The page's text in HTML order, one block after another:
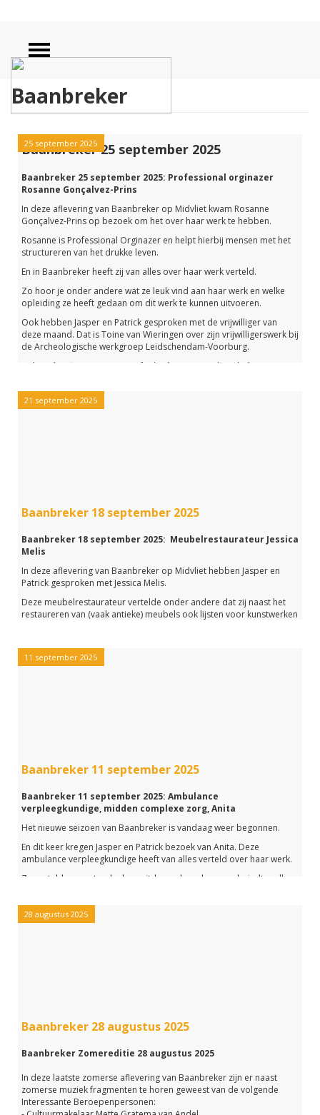
Baanbreker
25 september 2025
Baanbreker 25 september 2025
Baanbreker 25 september 2025: Professional orginazer
Rosanne Gonçalvez-Prins
In deze aflevering van Baanbreker op Midvliet kwam Rosanne
Gonçalvez-Prins op bezoek om het over haar werk te hebben.
Rosanne is Professional Orginazer en helpt hierbij mensen met het
structureren van het drukke leven.
En in Baanbreker heeft zij van alles over haar werk verteld.
Zo hoor je onder andere wat ze leuk vind aan haar werk en welke
opleiding ze heeft gedaan om dit werk te kunnen uitvoeren.
Ook hebben Jasper en Patrick gesproken met de vrijwilliger van
deze maand. Dat is Toine van Wieringen over zijn vrijwilligerswerk bij
de Archeologische werkgroep Leidschendam-Voorburg.
Heb je de aflevering gemist of wil je het nog een keer beluisteren,
21 september 2025
Baanbreker 18 september 2025
Baanbreker 18 september 2025: Meubelrestaurateur Jessica
Melis
In deze aflevering van Baanbreker op Midvliet hebben Jasper en
Patrick gesproken met Jessica Melis.
Deze meubelrestaurateur vertelde onder andere dat zij naast het
restaureren van (vaak antieke) meubels ook lijsten voor kunstwerken
Maar ook de opleiding en wat Jessica zelf zo leuk aan haar werk
vindt komt uitgebreid aan bod tijdens deze uitzending van
11 september 2025
Baanbreker 11 september 2025
Baanbreker 11 september 2025: Ambulance
verpleegkundige, midden complexe zorg, Anita
Het nieuwe seizoen van Baanbreker is vandaag weer begonnen.
En dit keer kregen Jasper en Patrick bezoek van Anita. Deze
ambulance verpleegkundige heeft van alles verteld over haar werk.
Zo vertelde ze wat ze leuk en uitdagend aan haar werk vindt, welke
eigenschappen zij belangrijk bij dit beroep vindt.
Natuurlijk is ook de Kettingvraag gesteld en hebben we de Ultieme
28 augustus 2025
Baanbreker 28 augustus 2025
Baanbreker Zomereditie 28 augustus 2025
In deze laatste zomerse aflevering van Baanbreker zijn er naast
zomerse muziek fragmenten te horen geweest van de volgende
Interessante Beroepenpersonen: